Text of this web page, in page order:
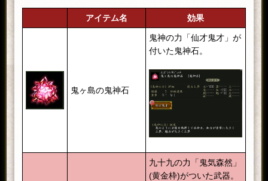
アイテム名 効果
鬼ヶ島の鬼神石
鬼神の力「仙才鬼才」が
付いた鬼神石。
九十九の力「鬼気森然」
(黄金枠)がついた武器。